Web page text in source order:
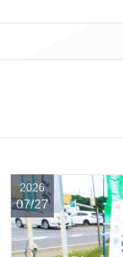
2026
07/27